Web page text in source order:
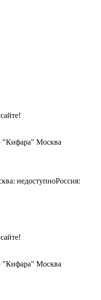
"Кифара" Москва
недоступноРоссия:
"Кифара" Москва